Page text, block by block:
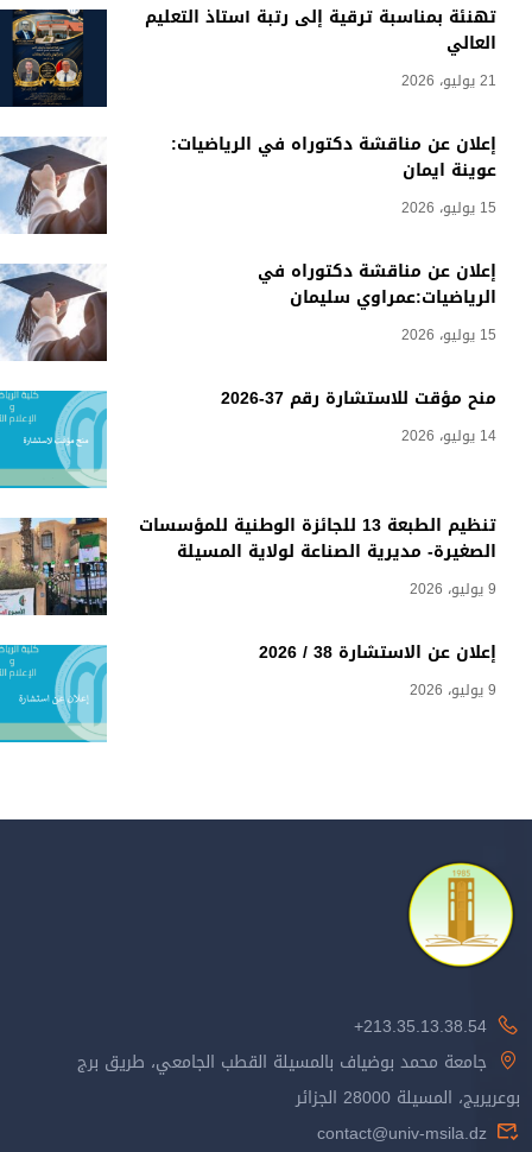
تهنئة بمناسبة ترقية إلى رتبة أستاذ التعليم
العالي
21 يوليو، 2026
إعلان عن مناقشة دكتوراه في الرياضيات:
عوينة ايمان
15 يوليو، 2026
إعلان عن مناقشة دكتوراه في
الرياضيات:عمراوي سليمان
15 يوليو، 2026
منح مؤقت للاستشارة رقم 37-2026
14 يوليو، 2026
تنظيم الطبعة 13 للجائزة الوطنية للمؤسسات
الصغيرة- مديرية الصناعة لولاية المسيلة
9 يوليو، 2026
إعلان عن الاستشارة 38 / 2026
9 يوليو، 2026
213.35.13.38.54+
جامعة محمد بوضياف بالمسيلة القطب الجامعي، طريق برج
بوعريريج، المسيلة 28000 الجزائر
contact@univ-msila.dz